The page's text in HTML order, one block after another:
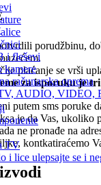
i fleševi
kamere
računarska oprema
AUDIO, VIDEO,
TV
porudžbinu,
plaćanje se vrši
za isporuku je
putem sms poruke
je da Vas, ukoliko
ne pronađe na
kontkatiraćemo